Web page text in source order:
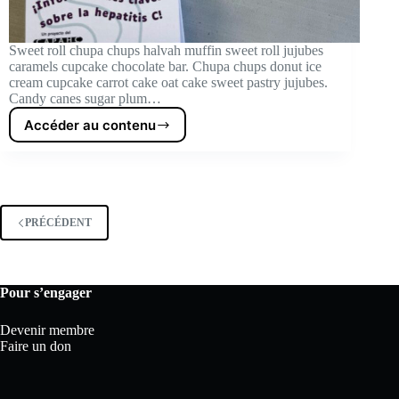
Sweet roll chupa chups halvah muffin sweet roll jujubes
caramels cupcake chocolate bar. Chupa chups donut ice
cream cupcake carrot cake oat cake sweet pastry jujubes.
Candy canes sugar plum…
Accéder au contenu
Nouvelles
PRÉCÉDENT
Pour s’engager
Devenir membre
Faire un don